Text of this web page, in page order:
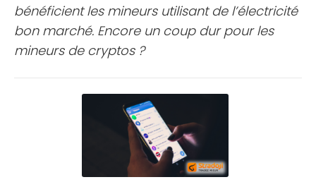
bénéficient les mineurs utilisant de l’électricité
bon marché. Encore un coup dur pour les
mineurs de cryptos ?